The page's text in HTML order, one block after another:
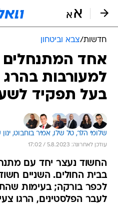
חדשות/צבא וביטחון
אחד
למעורבות בהרג
בעל תפקיד
שלומי הלר, טל שלו, אמיר בוחבוט,
עודכן לאחרונה: 5.8.2023 / 17:02
החשוד נעצר יחד עם
בבית החולים. השניים
לכפר בורקה; בעימות